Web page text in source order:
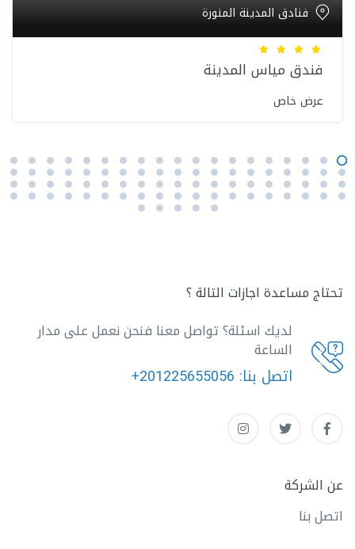
فنادق المدينة المنورة
فندق مياس المدينة
عرض خاص
تحتاج مساعدة اجازات التالة ؟
لديك اسئلة؟ تواصل معنا فنحن نعمل على مدار
الساعة
اتصل بنا: +201225655056
عن الشركة
اتصل بنا